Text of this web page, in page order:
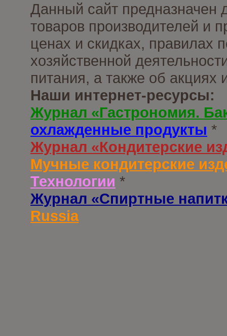
Данный сайт предназначен
товаров производителей и
ценах и скидках, правилах
хозяйственной
питания, а также об
Наши интернет-ресурсы:
Журнал «Гастрономия.
охлажденные продукты *
Журнал «Кондитерские
Мучные кондитерские
Технологии *
Журнал «Спиртные
Russia